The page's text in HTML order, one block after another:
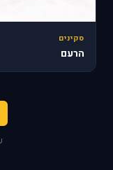
סקינים
הרעם